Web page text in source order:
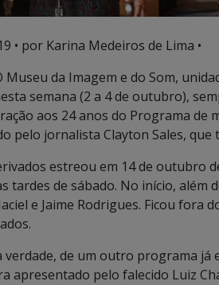
• por Karina Medeiros de Lima •
Museu da Imagem e do Som,
semana (2 a 4 de outubro),
aos 24 anos do Programa de
pelo jornalista Clayton Sales,
estreou em 14 de outubro
tardes de sábado. No início, além
e Jaime Rodrigues. Ficou fora
de um outro programa já
apresentado pelo falecido Luiz